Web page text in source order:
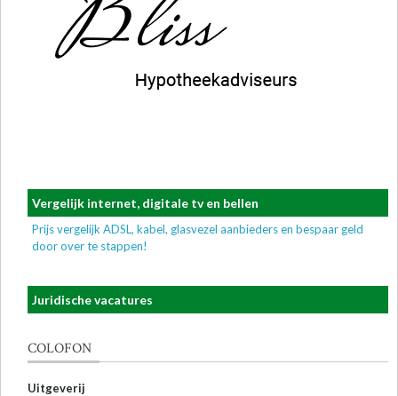
Vergelijk internet, digitale tv en bellen
Prijs vergelijk ADSL, kabel, glasvezel aanbieders en bespaar geld
door over te stappen!
Juridische vacatures
COLOFON
Uitgeverij